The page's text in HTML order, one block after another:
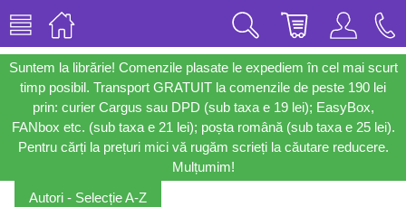
Suntem la librărie! Comenzile plasate le expediem în cel mai scurt
timp posibil. Transport GRATUIT la comenzile de peste 190 lei
prin: curier Cargus sau DPD (sub taxa e 19 lei); EasyBox,
FANbox etc. (sub taxa e 21 lei); poșta română (sub taxa e 25 lei).
Pentru cărți la prețuri mici vă rugăm scrieți la căutare reducere.
Mulțumim!
Autori - Selecție A-Z